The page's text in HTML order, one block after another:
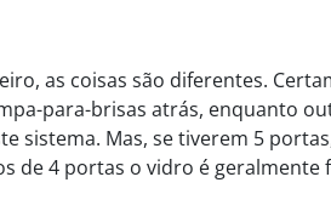
as coisas são diferentes.
para-brisas atrás, enquanto
sistema. Mas, se tiverem 5
de 4 portas o vidro é